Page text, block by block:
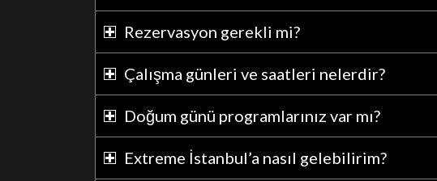
Rezervasyon gerekli mi?
Çalışma günleri ve saatleri nelerdir?
Doğum günü programlarınız var mı?
Extreme İstanbul’a nasıl gelebilirim?